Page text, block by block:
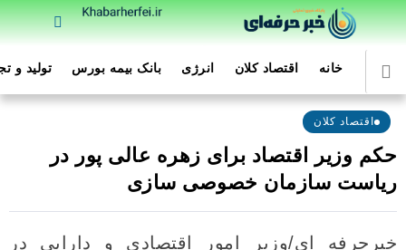
خانه اقتصاد کلان انرژی بانک بیمه بورس تولید و
اقتصاد کلان
حکم وزیر اقتصاد برای زهره عالی پور در
ریاست سازمان خصوصی سازی
خبرحرفه ای/وزیر امور اقتصادی و دارایی در